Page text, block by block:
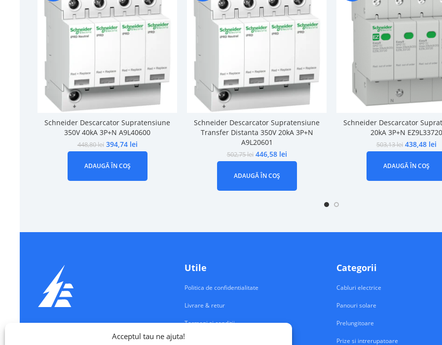
Acceptul tau ne ajuta!
Schneider Descarcator Supratensiune
350V 40kA 3P+N A9L40600
448,80lei 394,74 lei
ADAUGĂ ÎN COȘ
Schneider Descarcator Supratensiune
Transfer Distanta 350V 20kA 3P+N
A9L20601
502,75lei 446,58 lei
ADAUGĂ ÎN COȘ
Schneider Descarcator
20kA 3P+N EZ9L33720
503,13lei 438,48 lei
ADAUGĂ ÎN COȘ
Echipamente Electrice
Utile
Politica de confidentialitate
Livrare & retur
Termeni si conditii
Contul meu
Categorii
Cabluri electrice
Panouri solare
Prelungitoare
Prize si intrerupatoare